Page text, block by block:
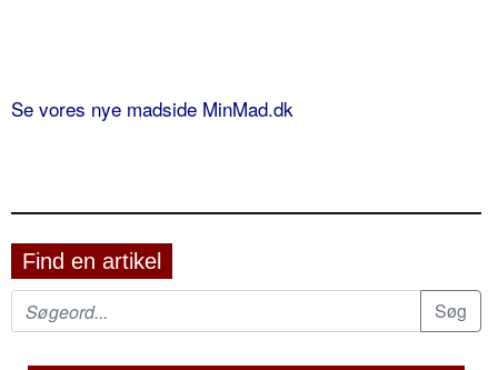
Se vores nye madside MinMad.dk
Find en artikel